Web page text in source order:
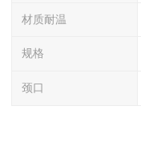
材质耐温
规格
颈口